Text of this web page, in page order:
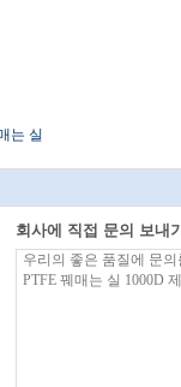
는 실
회사에 직접 문의 보내기